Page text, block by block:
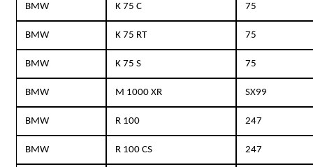
BMW K 75 C 75
BMW K 75 RT 75
BMW K 75 S 75
BMW M 1000 XR SX99
BMW R 100 247
BMW R 100 CS 247